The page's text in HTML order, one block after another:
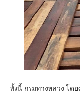
ทั้งนี้ กรมทางหลวง โด